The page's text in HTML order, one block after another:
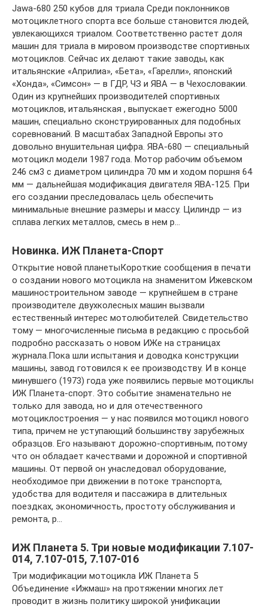
Jawa-680 250 кубов для триала Среди поклонников
мотоциклетного спорта все больше становится людей,
увлекающихся триалом. Соответственно растет доля
машин для триала в мировом производстве спортивных
мотоциклов. Сейчас их делают такие заводы, как
итальянские «Априлиа», «Бета», «Гарелли», японский
«Хонда», «Симсон» — в ГДР, ЧЗ и ЯВА — в Чехословакии.
Один из крупнейших производителей спортивных
мотоциклов, итальянская , выпускает ежегодно 5000
машин, специально сконструированных для подобных
соревнований. В масштабах Западной Европы это
довольно внушительная цифра. ЯВА-680 — специальный
мотоцикл модели 1987 года. Мотор рабочим объемом
246 см3 с диаметром цилиндра 70 мм и ходом поршня 64
мм — дальнейшая модификация двигателя ЯВА-125. При
его создании преследовалась цель обеспечить
минимальные внешние размеры и массу. Цилиндр — из
сплава легких металлов, смесь в нем р…
Новинка. ИЖ Планета-Спорт
Открытие новой планетыКороткие сообщения в печати
о создании нового мотоцикла на знаменитом Ижевском
машиностроительном заводе — крупнейшем в стране
производителе двухколесных машин вызвали
естественный интерес мотолюбителей. Свидетельство
тому — многочисленные письма в редакцию с просьбой
подробно рассказать о новом ИЖе на страницах
журнала.Пока шли испытания и доводка конструкции
машины, завод готовился к ее производству. И в конце
минувшего (1973) года уже появились первые мотоциклы
ИЖ Планета-спорт. Это событие знаменательно не
только для завода, но и для отечественного
мотоциклостроения — у нас появился мотоцикл нового
типа, причем не уступающий большинству зарубежных
образцов. Его называют дорожно-спортивным, потому
что он обладает качествами и дорожной и спортивной
машины. От первой он унаследовал оборудование,
необходимое при движении в потоке транспорта,
удобства для водителя и пассажира в длительных
поездках, экономичность, простоту обслуживания и
ремонта, р…
ИЖ Планета 5. Три новые модификации 7.107-
014, 7.107-015, 7.107-016
Три модификации мотоцикла ИЖ Планета 5
Объединение «Ижмаш» на протяжении многих лет
проводит в жизнь политику широкой унификации